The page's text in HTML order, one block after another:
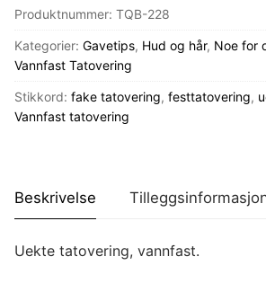
antall
Produktnummer: TQB-228
Kategorier: Gavetips, Hud og hår, Noe for
Vannfast Tatovering
Stikkord: fake tatovering, festtatovering,
Vannfast tatovering
Beskrivelse
Uekte tatovering, vannfast.